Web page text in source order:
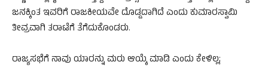
ಜನಕ್ಕಿಂತ ಇವರಿಗೆ ರಾಜಕೀಯವೇ ದೊಡ್ಡದಾಗಿದೆ ಎಂದು ಕುಮಾರಸ್ವಾಮಿ
ತೀವ್ರವಾಗಿ ತರಾಟೆಗೆ ತೆಗೆದುಕೊಂಡರು.
ರಾಜ್ಯಸಭೆಗೆ ನಾವು ಯಾರನ್ನು ಮರು ಆಯ್ಕೆ ಮಾಡಿ ಎಂದು ಕೇಳಿಲ್ಲ;